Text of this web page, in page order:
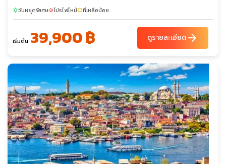
sunnyวันหยุดพิเศษlocal_fire_departmentโปรไฟไหม้confirmation_numberที่เหลือน้อย
เริ่มต้น 39,900 ฿ ดูรายละเอียดarrow_forward